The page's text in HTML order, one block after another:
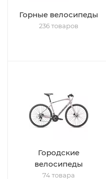
Горные велосипеды
236 товаров
Городские
велосипеды
74 товара